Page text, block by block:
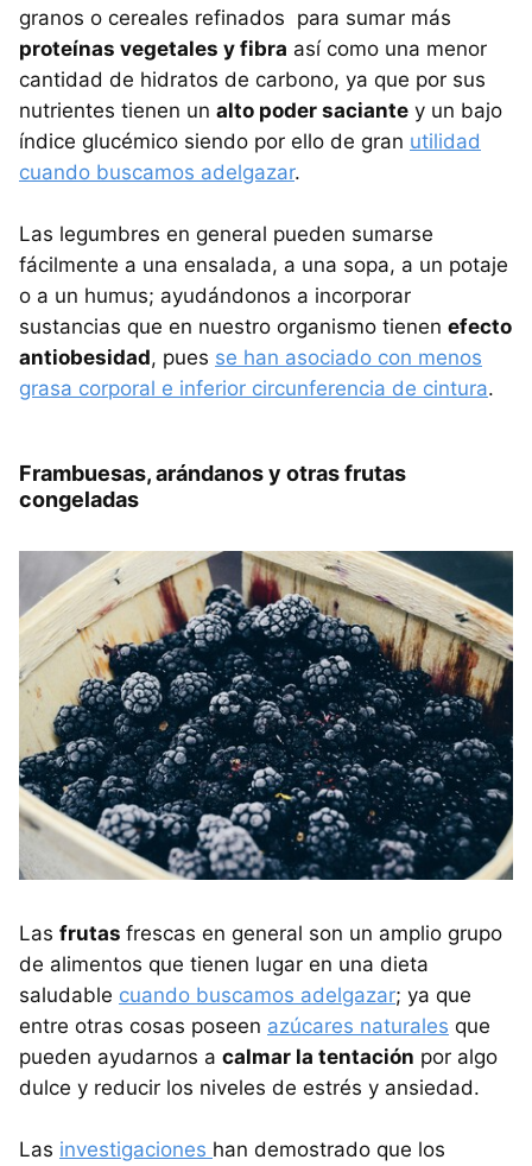
granos o cereales refinados para sumar más
proteínas vegetales y fibra así como una menor
cantidad de hidratos de carbono, ya que por sus
nutrientes tienen un alto poder saciante y un bajo
índice glucémico siendo por ello de gran utilidad
cuando buscamos adelgazar.
Las legumbres en general pueden sumarse
fácilmente a una ensalada, a una sopa, a un potaje
o a un humus; ayudándonos a incorporar
sustancias que en nuestro organismo tienen efecto
antiobesidad, pues se han asociado con menos
grasa corporal e inferior circunferencia de cintura.
Frambuesas, arándanos y otras frutas
congeladas
Las frutas frescas en general son un amplio grupo
de alimentos que tienen lugar en una dieta
saludable cuando buscamos adelgazar; ya que
entre otras cosas poseen azúcares naturales que
pueden ayudarnos a calmar la tentación por algo
dulce y reducir los niveles de estrés y ansiedad.
Las investigaciones han demostrado que los